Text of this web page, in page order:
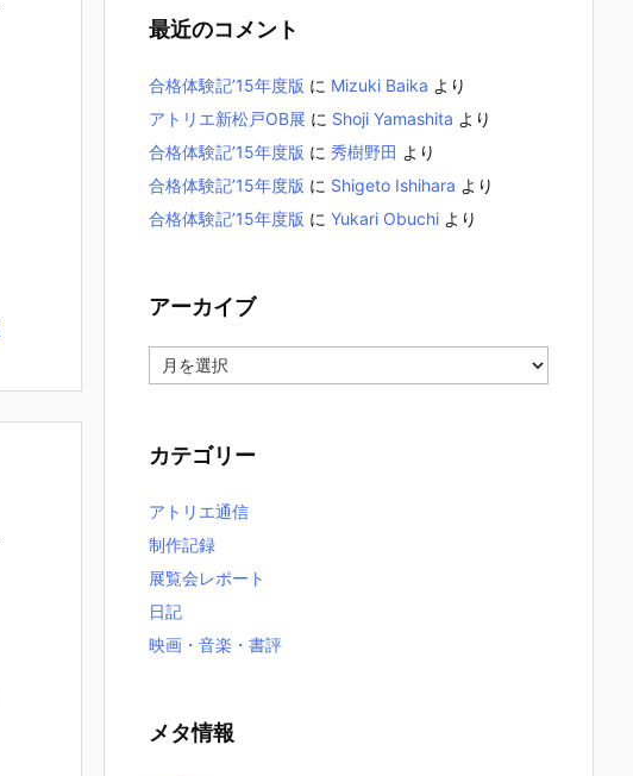
最近のコメント
合格体験記’15年度版 に Mizuki Baika より
アトリエ新松戸OB展 に Shoji Yamashita より
合格体験記’15年度版 に 秀樹野田 より
合格体験記’15年度版 に Shigeto Ishihara より
合格体験記’15年度版 に Yukari Obuchi より
アーカイブ
ー
ブ
カテゴリー
アトリエ通信
制作記録
展覧会レポート
日記
映画・音楽・書評
メタ情報